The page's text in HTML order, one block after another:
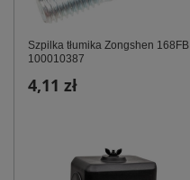
Szpilka tłumika Zongshen 168FB
100010387
4,11 zł